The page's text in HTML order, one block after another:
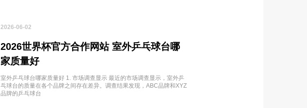
2026-06-02
2026世界杯官方合作网站 室外乒乓球台哪
家质量好
室外乒乓球台哪家质量好 1. 市场调查显示 最近的市场调查显示，室外乒
乓球台的质量在各个品牌之间存在差异。调查结果发现，ABC品牌和XYZ
品牌的乒乓球台